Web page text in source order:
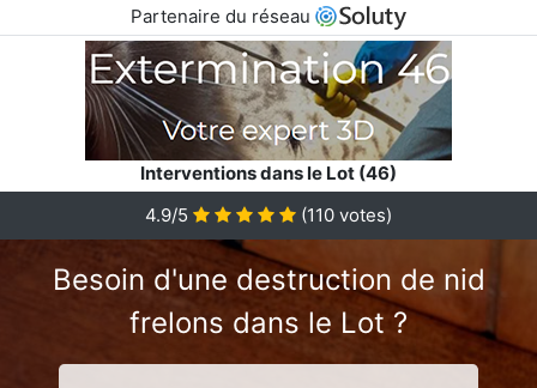
Partenaire du réseau
Interventions dans le Lot (46)
4.9/5 (110 votes)
Besoin d'une destruction de nid
frelons dans le Lot ?